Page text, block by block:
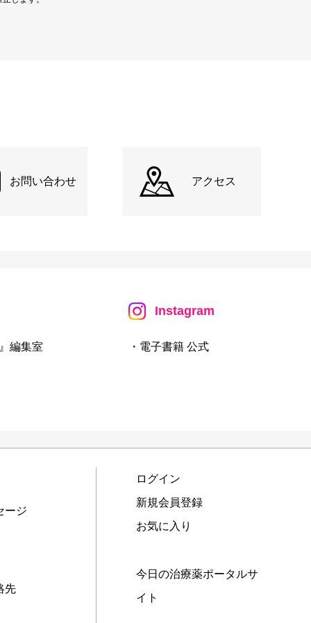
お問い合わせ アクセス
編集室
Instagram
・電子書籍 公式
ージ
先
ログイン
新規会員登録
お気に入り
今日の治療薬ポータルサ
イト